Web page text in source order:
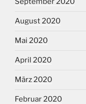
August 2020
Mai 2020
April 2020
März 2020
Februar 2020